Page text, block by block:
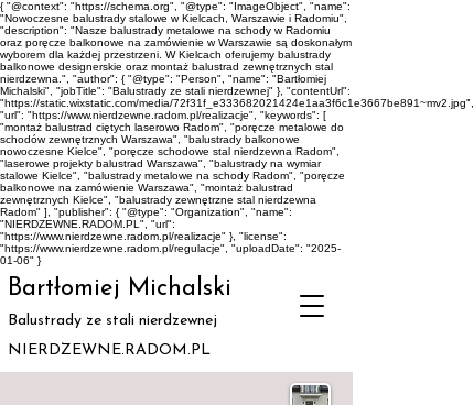
{ "@context": "https://schema.org", "@type": "ImageObject", "name":
"Nowoczesne balustrady stalowe w Kielcach, Warszawie i Radomiu",
"description": "Nasze balustrady metalowe na schody w Radomiu
oraz poręcze balkonowe na zamówienie w Warszawie są doskonałym
wyborem dla każdej przestrzeni. W Kielcach oferujemy balustrady
balkonowe designerskie oraz montaż balustrad zewnętrznych stal
nierdzewna.", "author": { "@type": "Person", "name": "Bartłomiej
Michalski", "jobTitle": "Balustrady ze stali nierdzewnej" }, "contentUrl":
"https://static.wixstatic.com/media/72f31f_e333682021424e1aa3f6c1e3667be891~mv2.jpg",
"url": "https://www.nierdzewne.radom.pl/realizacje", "keywords": [
"montaż balustrad ciętych laserowo Radom", "poręcze metalowe do
schodów zewnętrznych Warszawa", "balustrady balkonowe
nowoczesne Kielce", "poręcze schodowe stal nierdzewna Radom",
"laserowe projekty balustrad Warszawa", "balustrady na wymiar
stalowe Kielce", "balustrady metalowe na schody Radom", "poręcze
balkonowe na zamówienie Warszawa", "montaż balustrad
zewnętrznych Kielce", "balustrady zewnętrzne stal nierdzewna
Radom" ], "publisher": { "@type": "Organization", "name":
"NIERDZEWNE.RADOM.PL", "url":
"https://www.nierdzewne.radom.pl/realizacje" }, "license":
"https://www.nierdzewne.radom.pl/regulacje", "uploadDate": "2025-
01-06" }
Bartłomiej Michalski
Balustrady ze stali nierdzewnej
NIERDZEWNE.RADOM.PL